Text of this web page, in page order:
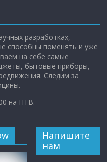
разработках,
способны поменять и уже
на себе самые
бытовые приборы,
Следим за
на НТВ.
Напишите
нам